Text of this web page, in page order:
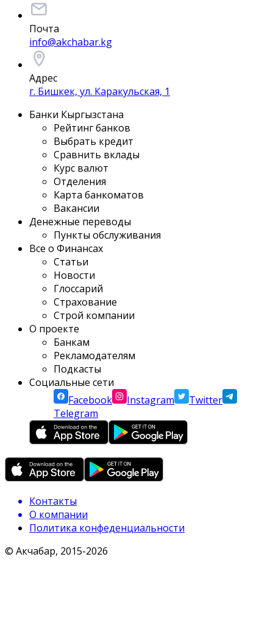
Почта
info@akchabar.kg
Адрес
г. Бишкек, ул. Каракульская, 1
Банки Кыргызстана
Рейтинг банков
Выбрать кредит
Сравнить вклады
Курс валют
Отделения
Карта банкоматов
Вакансии
Денежные переводы
Пункты обслуживания
Все о Финансах
Статьи
Новости
Глоссарий
Страхование
Строй компании
О проекте
Банкам
Рекламодателям
Подкасты
Социальные сети
Facebook
Instagram
Twitter
Telegram
Контакты
О компании
Политика конфеденциальности
© Акчабар, 2015-2026